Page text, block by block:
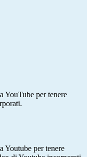
YouTube per tenere
Youtube per tenere